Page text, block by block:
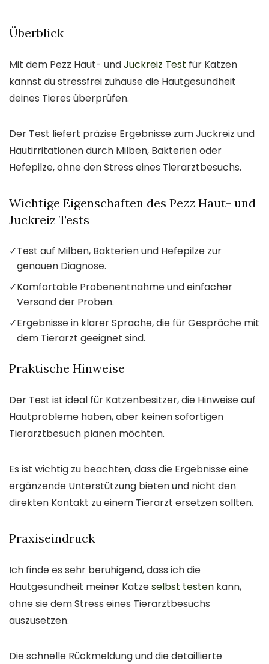
Überblick
Mit dem Pezz Haut- undJuckreiz Test für Katzen
kannst du stressfrei zuhause die Hautgesundheit
deines Tieres überprüfen.
Der Test liefert präzise Ergebnisse zum Juckreiz und
Hautirritationen durch Milben, Bakterien oder
Hefepilze, ohne den Stress eines Tierarztbesuchs.
Wichtige Eigenschaften des Pezz Haut- und
Juckreiz Tests
✓Test auf Milben, Bakterien und Hefepilze zur
genauen Diagnose.
✓Komfortable Probenentnahme und einfacher
Versand der Proben.
✓Ergebnisse in klarer Sprache, die für Gespräche mit
dem Tierarzt geeignet sind.
Praktische Hinweise
Der Test ist ideal für Katzenbesitzer, die Hinweise auf
Hautprobleme haben, aber keinen sofortigen
Tierarztbesuch planen möchten.
Es ist wichtig zu beachten, dass die Ergebnisse eine
ergänzende Unterstützung bieten und nicht den
direkten Kontakt zu einem Tierarzt ersetzen sollten.
Praxiseindruck
Ich finde es sehr beruhigend, dass ich die
Hautgesundheit meiner Katzeselbst testen kann,
ohne sie dem Stress eines Tierarztbesuchs
auszusetzen.
Die schnelle Rückmeldung und die detaillierte